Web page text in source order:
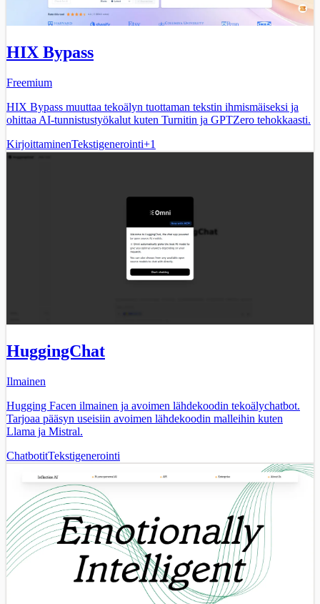
HIX Bypass
Freemium
HIX Bypass muuttaa tekoälyn tuottaman tekstin ihmismäiseksi ja
ohittaa AI-tunnistustyökalut kuten Turnitin ja GPTZero tehokkaasti.
KirjoittaminenTekstigenerointi+1
HuggingChat
Ilmainen
Hugging Facen ilmainen ja avoimen lähdekoodin tekoälychatbot.
Tarjoaa pääsyn useisiin avoimen lähdekoodin malleihin kuten
Llama ja Mistral.
ChatbotitTekstigenerointi